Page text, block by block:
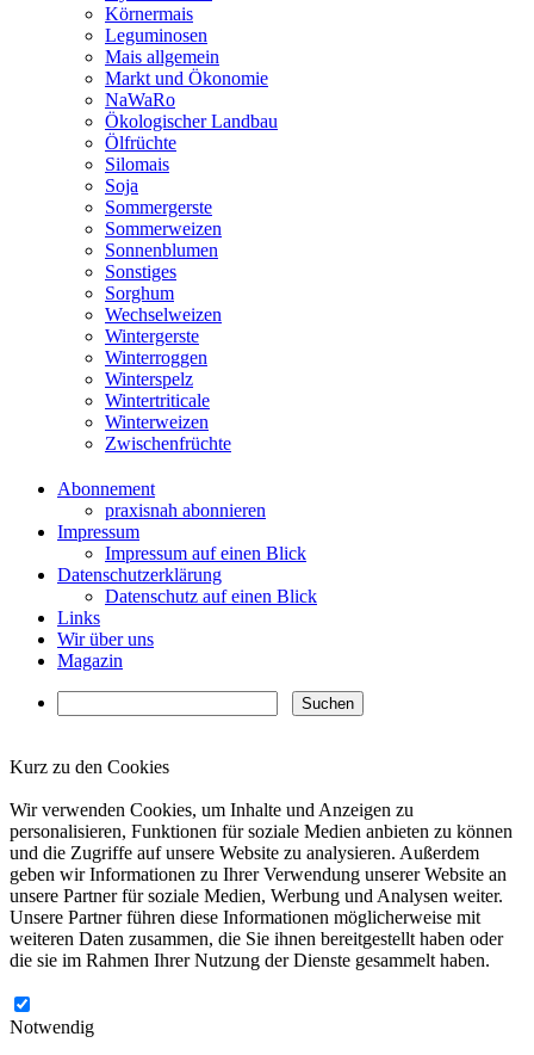
Körnermais
Leguminosen
Mais allgemein
Markt und Ökonomie
NaWaRo
Ökologischer Landbau
Ölfrüchte
Silomais
Soja
Sommergerste
Sommerweizen
Sonnenblumen
Sonstiges
Sorghum
Wechselweizen
Wintergerste
Winterroggen
Winterspelz
Wintertriticale
Winterweizen
Zwischenfrüchte
Abonnement
praxisnah abonnieren
Impressum
Impressum auf einen Blick
Datenschutzerklärung
Datenschutz auf einen Blick
Links
Wir über uns
Magazin
Kurz zu den Cookies
Wir verwenden Cookies, um Inhalte und Anzeigen zu
personalisieren, Funktionen für soziale Medien anbieten zu können
und die Zugriffe auf unsere Website zu analysieren. Außerdem
geben wir Informationen zu Ihrer Verwendung unserer Website an
unsere Partner für soziale Medien, Werbung und Analysen weiter.
Unsere Partner führen diese Informationen möglicherweise mit
weiteren Daten zusammen, die Sie ihnen bereitgestellt haben oder
die sie im Rahmen Ihrer Nutzung der Dienste gesammelt haben.
Notwendig